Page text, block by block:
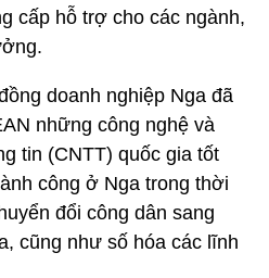
cấp hỗ trợ cho các ngành,
doanh nghiệp Nga đã
những công nghệ và
tin (CNTT) quốc gia tốt
công ở Nga trong thời
đổi công dân sang
cũng như số hóa các lĩnh